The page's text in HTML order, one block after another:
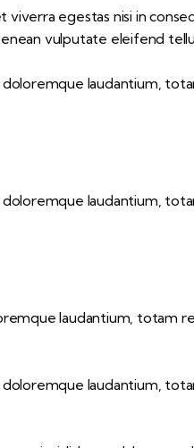
egestas nisi in
vulputate eleifend
laudantium,
laudantium,
laudantium, totam
laudantium,